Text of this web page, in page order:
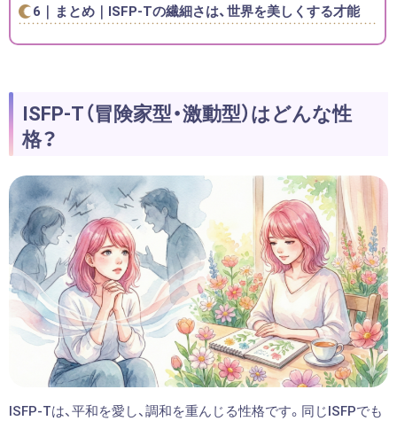
まとめ｜ISFP-Tの繊細さは、世界を美しくする才能
ISFP-T（冒険家型・激動型）はどんな性
格？
ISFP-Tは、平和を愛し、調和を重んじる性格です。同じISFPでも